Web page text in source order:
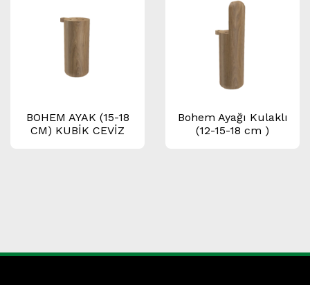
BOHEM AYAK (15-18
CM) KUBİK CEVİZ
Bohem Ayağı Kulaklı
(12-15-18 cm )